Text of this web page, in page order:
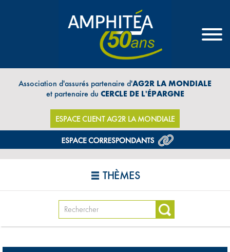
Association d'assurés partenaire d'AG2R LA MONDIALE
et partenaire du CERCLE DE L'ÉPARGNE
ESPACE CLIENT AG2R LA MONDIALE
THÈMES